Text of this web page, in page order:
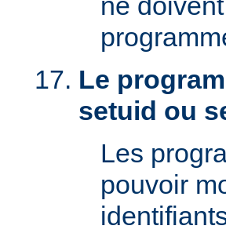
Le
setuid ou
Les
pouvoir